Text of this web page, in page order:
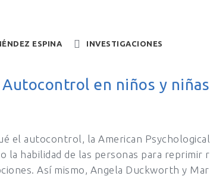
ESPINA INVESTIGACIONES
en niños y
el autocontrol, la American
la habilidad de las personas para reprimir
Así mismo, Angela Duckworth y